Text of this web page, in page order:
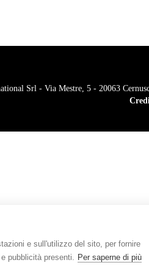
Srl - Via Mestre, 5 - 20063
e sull'utilizzo del sito, per fornire
pubblicità presenti. Per saperne di più